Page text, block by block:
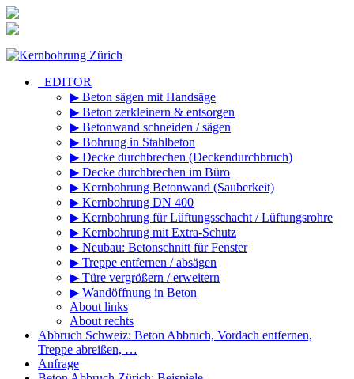
Inhalt
_EDITOR
▶ Beton sägen mit Handsäge
▶ Beton zerkleinern & entsorgen
▶ Betonwand schneiden / sägen
▶ Bohrung in Stahlbeton
▶ Decke durchbrechen (Deckendurchbruch)
▶ Decke durchbrechen im Büro
▶ Kernbohrung Betonwand (Sauberkeit)
▶ Kernbohrung DN 400
▶ Kernbohrung für Lüftungsschacht / Lüftungsrohre
▶ Kernbohrung mit Extra-Schutz
▶ Neubau: Betonschnitt für Fenster
▶ Treppe entfernen / absägen
▶ Türe vergrößern / erweitern
▶ Wandöffnung in Beton
About links
About rechts
Abbruch Schweiz: Beton Abbruch, Vordach entfernen,
Treppe abreißen, …
Anfrage